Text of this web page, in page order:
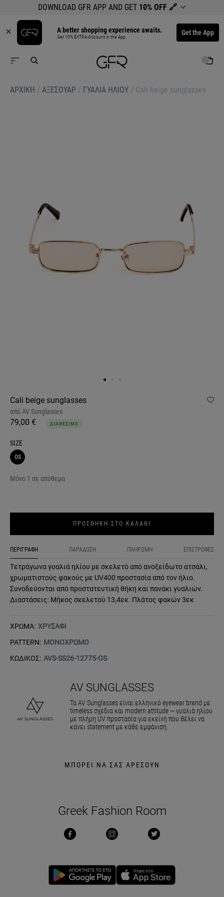
DOWNLOAD GFR APP AND GET 10% OFF 🔗
A better shopping experience awaits.
Get 10% EXTRA discount in the App. Get the App
ΑΡΧΙΚΉ / ΑΞΕΣΟΥΑΡ / ΓΥΑΛΙΑ ΗΛΙΟΥ / Cali beige sunglasses
Cali beige sunglasses
από AV Sunglasses
79,00 € ΔΙΑΘΕΣΙΜΟ
SIZE
OS
Μόνο 1 σε απόθεμα
ΠΡΟΣΘΗΚΗ ΣΤΟ ΚΑΛΑΘΙ
ΠΕΡΙΓΡΑΦΗ ΠΑΡΑΔΟΣΗ ΠΛΗΡΩΜΗ ΕΠΙΣΤΡΟΦΕΣ
Tετράγωνα γυαλιά ηλίου με σκελετό από ανοξείδωτο ατσάλι,
χρωματιστούς φακούς με UV400 προστασία από τον ήλιο.
Συνοδεύονται από προστατευτική θήκη και πανάκι γυαλιών.
Διαστάσεις: Μήκος σκελετού 13,4εκ. Πλάτος φακών 3εκ
ΧΡΩΜΑ: ΧΡΥΣΑΦΙ
PATTERN: ΜΟΝΟΧΡΩΜΟ
ΚΩΔΙΚΟΣ: AVS-SS26-12775-OS
AV SUNGLASSES
Τα AV Sunglasses είναι ελληνικό eyewear brand με
timeless σχέδια και modern attitude — γυαλιά ηλίου
με πλήρη UV προστασία για εκείνη που θέλει να
κάνει statement με κάθε εμφάνιση.
ΜΠΟΡΕΙ ΝΑ ΣΑΣ ΑΡΕΣΟΥΝ
Greek Fashion Room